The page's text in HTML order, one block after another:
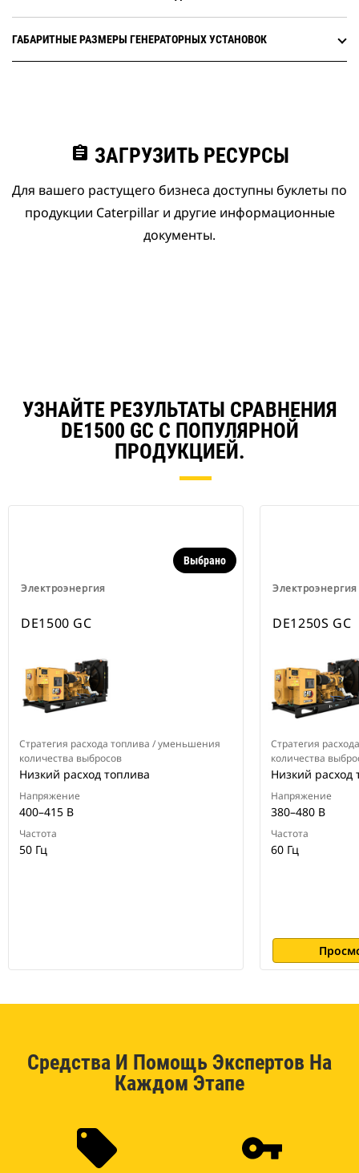
ГАБАРИТНЫЕ РАЗМЕРЫ ГЕНЕРАТОРНЫХ УСТАНОВОК
assignment ЗАГРУЗИТЬ РЕСУРСЫ
Для вашего растущего бизнеса доступны буклеты по
продукции Caterpillar и другие информационные
документы.
УЗНАЙТЕ РЕЗУЛЬТАТЫ СРАВНЕНИЯ
DE1500 GC С ПОПУЛЯРНОЙ
ПРОДУКЦИЕЙ.
Электроэнергия
Выбрано
DE1500 GC
Стратегия расхода топлива / уменьшения
количества выбросов
Низкий расход топлива
Напряжение
400–415 В
Частота
50 Гц
Электроэнергия
DE1250S GC
Стратегия
количества
Низкий расход
Напряжение
380–480 В
Частота
60 Гц
Средства И Помощь Экспертов На
Каждом Этапе